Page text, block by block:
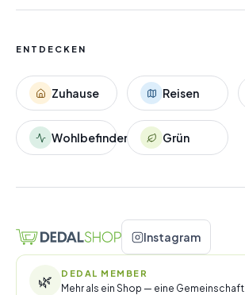
ENTDECKEN
Zuhause Reisen
Wohlbefinden Grün
Instagram
🌿 DEDAL MEMBER
Mehr als ein Shop — eine Gemeinschaft.